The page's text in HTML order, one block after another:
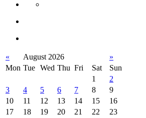
« August 2026
»
Mon Tue Wed Thu Fri Sat
Sun
1
2
3
4 5 6 7 8
9
10
11 12 13 14 15
16
17
18 19 20 21 22
23